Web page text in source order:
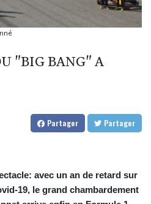
Martin favori à Silverstone
Niewiadoma à Nice et endosse
Porge, encore meurtri par le
de Kiev
"BIG BANG" A
Partager Partager
avec un an de retard sur
19, le grand chambardement